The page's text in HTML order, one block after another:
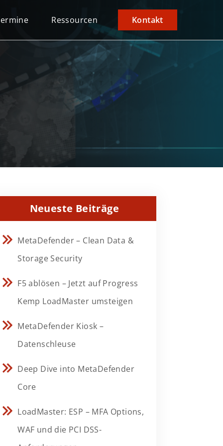
Ressourcen Kontakt
Neueste Beiträge
MetaDefender – Clean Data &
Storage Security
F5 ablösen – Jetzt auf Progress
Kemp LoadMaster umsteigen
MetaDefender Kiosk –
Datenschleuse
Deep Dive into MetaDefender
Core
LoadMaster: ESP – MFA Options,
WAF und die PCI DSS-